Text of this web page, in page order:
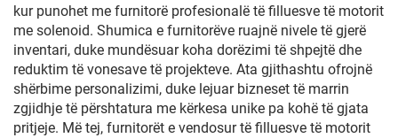
kur punohet me furnitorë profesionalë të filluesve të motorit
me solenoid. Shumica e furnitorëve ruajnë nivele të gjerë
inventari, duke mundësuar koha dorëzimi të shpejtë dhe
reduktim të vonesave të projekteve. Ata gjithashtu ofrojnë
shërbime personalizimi, duke lejuar bizneset të marrin
zgjidhje të përshtatura me kërkesa unike pa kohë të gjata
pritjeje. Më tej, furnitorët e vendosur të filluesve të motorit